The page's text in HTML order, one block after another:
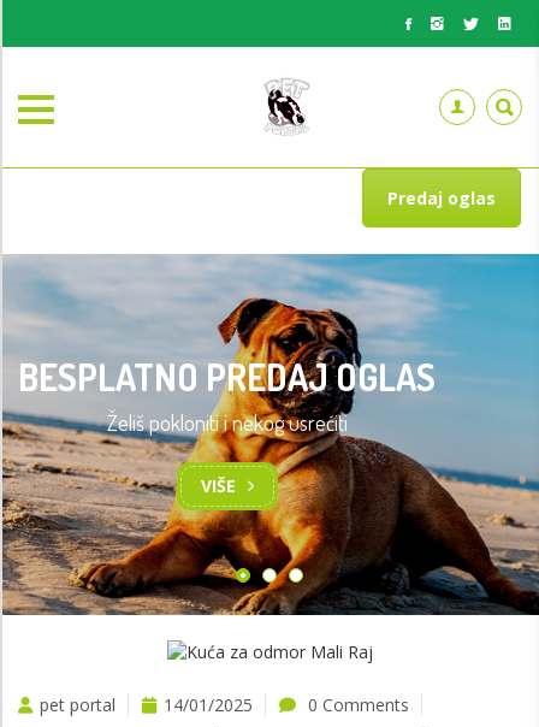
Predaj oglas
BESPLATNO PREDAJ OGLAS
Želiš pokloniti i nekog usrećiti
VIŠE
pet portal 14/01/2025
0 Comments